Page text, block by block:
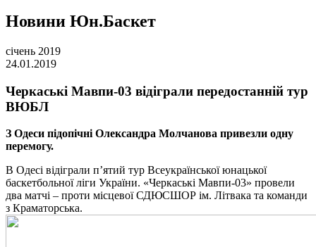
Новини Юн.Баскет
січень 2019
24.01.2019
Черкаські Мавпи-03 відіграли передостанній тур
ВЮБЛ
З Одеси підопічні Олександра Молчанова привезли одну
перемогу.
В Одесі відіграли п’ятий тур Всеукраїнської юнацької
баскетбольної ліги України. «Черкаські Мавпи-03» провели
два матчі – проти місцевої СДЮСШОР ім. Літвака та команди
з Краматорська.